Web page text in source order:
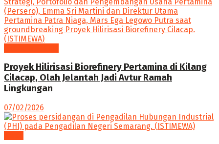
Proyek Hilirisasi Biorefinery Pertamina di Kilang
Cilacap, Olah Jelantah Jadi Avtur Ramah
Lingkungan
07/02/2026